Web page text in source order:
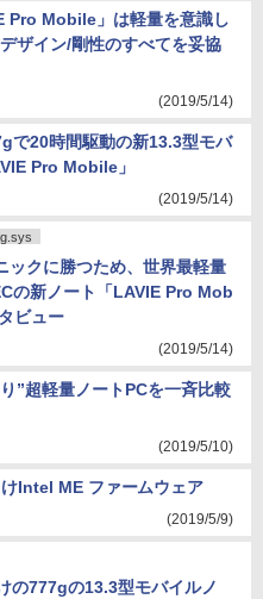
Pro Mobile」は軽量を意識し
ザイン/剛性のすべてを妥協
(2019/5/14)
で20時間駆動の新13.3型モバ
Pro Mobile」
(2019/5/14)
ックに勝つため、世界最軽量
の新ノート「LAVIE Pro Mob
ビュー
(2019/5/14)
”超軽量ノートPCを一斉比較
(2019/5/10)
Intel ME ファームウェア
(2019/5/9)
の777gの13.3型モバイルノ